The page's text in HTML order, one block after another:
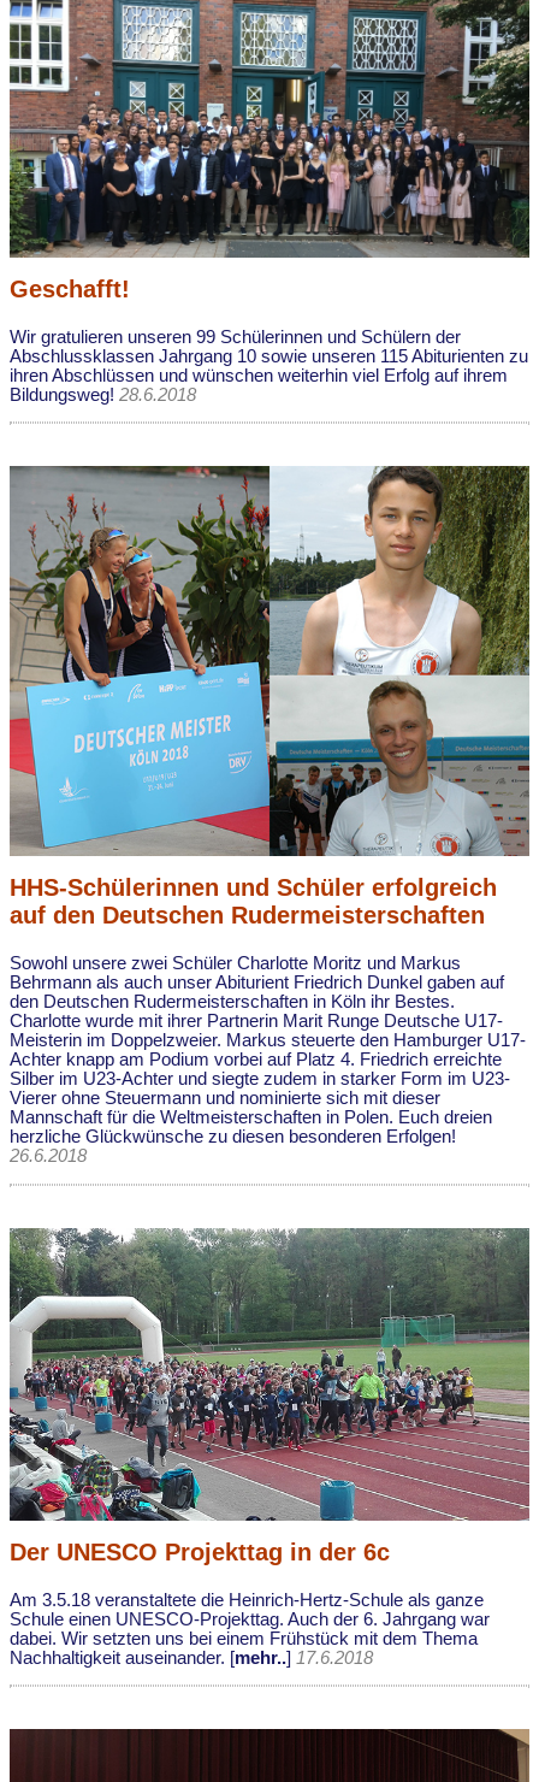
Geschafft!
Wir gratulieren unseren 99 Schülerinnen und Schülern der
Abschlussklassen Jahrgang 10 sowie unseren 115 Abiturienten zu
ihren Abschlüssen und wünschen weiterhin viel Erfolg auf ihrem
Bildungsweg! 28.6.2018
HHS-Schülerinnen und Schüler erfolgreich
auf den Deutschen Rudermeisterschaften
Sowohl unsere zwei Schüler Charlotte Moritz und Markus
Behrmann als auch unser Abiturient Friedrich Dunkel gaben auf
den Deutschen Rudermeisterschaften in Köln ihr Bestes.
Charlotte wurde mit ihrer Partnerin Marit Runge Deutsche U17-
Meisterin im Doppelzweier. Markus steuerte den Hamburger U17-
Achter knapp am Podium vorbei auf Platz 4. Friedrich erreichte
Silber im U23-Achter und siegte zudem in starker Form im U23-
Vierer ohne Steuermann und nominierte sich mit dieser
Mannschaft für die Weltmeisterschaften in Polen. Euch dreien
herzliche Glückwünsche zu diesen besonderen Erfolgen!
26.6.2018
Der UNESCO Projekttag in der 6c
Am 3.5.18 veranstaltete die Heinrich-Hertz-Schule als ganze
Schule einen UNESCO-Projekttag. Auch der 6. Jahrgang war
dabei. Wir setzten uns bei einem Frühstück mit dem Thema
Nachhaltigkeit auseinander. [mehr..] 17.6.2018